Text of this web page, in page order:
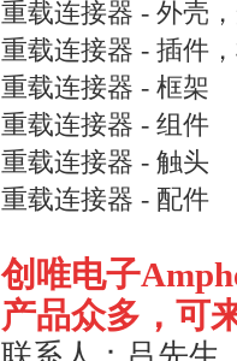
重载连接器 - 外壳
重载连接器 - 插件
重载连接器 - 框架
重载连接器 - 组件
重载连接器 - 触头
重载连接器 - 配件
创唯电子
产品众多，可